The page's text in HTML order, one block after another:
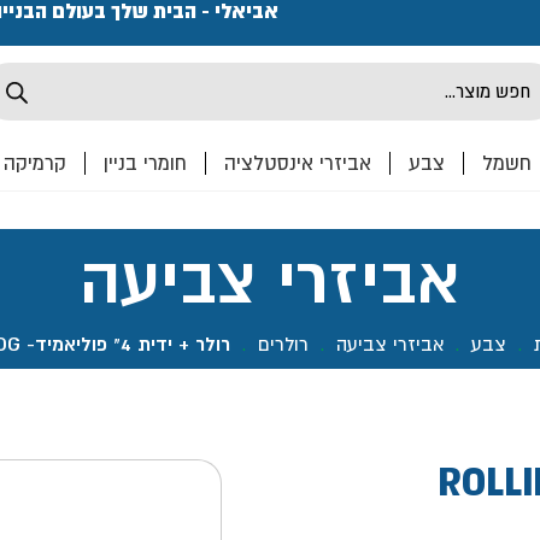
אביאלי - הבית שלך בעולם
חשמל צבע אביזרי אינסטלציה חומרי בניין קרמיקה
אביזרי צביעה
. צבע . אביזרי צביעה . רולרים . רולר + ידית 4" פוליאמיד- ROLLINGDOG